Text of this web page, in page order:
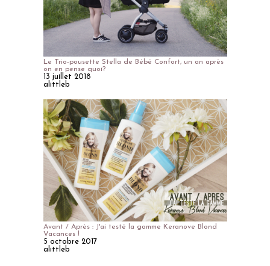
Le Trio-pousette Stella de Bébé Confort, un an après
on en pense quoi?
13 juillet 2018
alittleb
Avant / Après : J'ai testé la gamme Keranove Blond
Vacances !
5 octobre 2017
alittleb